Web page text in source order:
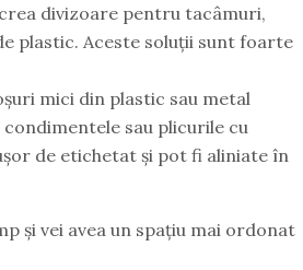
divizoare pentru tacâmuri,
plastic. Aceste soluții sunt foarte
mici din plastic sau metal
sau plicurile cu
de etichetat și pot fi aliniate în
și vei avea un spațiu mai ordonat